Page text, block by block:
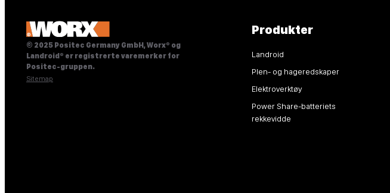
© 2025 Positec Germany GmbH, Worx® og
Landroid® er registrerte varemerker for
Positec-gruppen.
Sitemap
Produkter
Landroid
Plen- og hageredskaper
Elektroverktøy
Power Share-batteriets
rekkevidde